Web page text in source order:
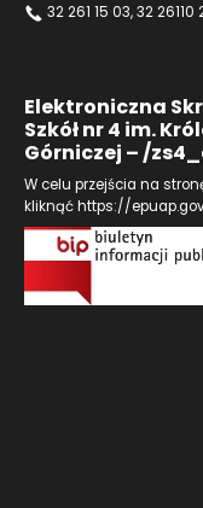
32 261 15 03, 32 26110
Elektroniczna
Szkół nr 4 im.
Górniczej – /
W celu przejścia na
kliknąćhttps://